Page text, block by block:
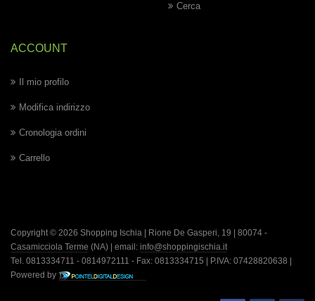
Cerca
ACCOUNT
Il mio profilo
Modifica indirizzo
Cronologia ordini
Carrello
Copyright © 2026 Shopping Ischia | Rione De Gasperi, 19 | 80074 -
Casamicciola Terme (NA) | email: info@shoppingischia.it
Tel. 0813334711 - 0814972111 - Fax: 0813334715 | P.IVA: 07428820638 |
Powered by